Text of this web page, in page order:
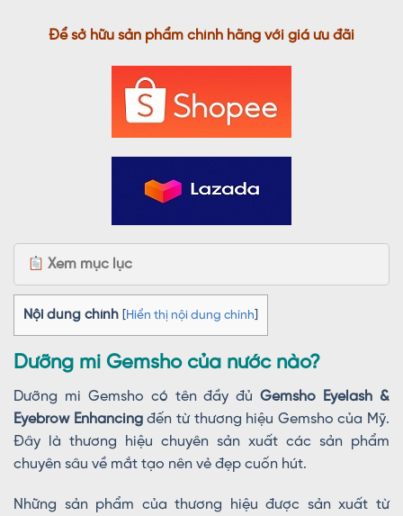
Để sở hữu sản phẩm chính hãng với giá ưu đãi
Xem mục lục
Nội dung chính Hiển thị nội dung chính
Dưỡng mi Gemsho của nước nào?
Dưỡng mi Gemsho có tên đầy đủGemsho Eyelash &
Eyebrow Enhancingđến từ thương hiệu Gemsho của Mỹ.
Đây là thương hiệu chuyên sản xuất các sản phẩm
chuyên sâu về mắt tạo nên vẻ đẹp cuốn hút.
Những sản phẩm của thương hiệu được sản xuất từ